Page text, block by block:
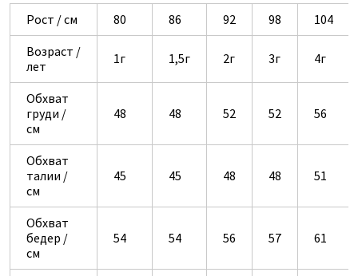
Рост / см 80 86 92 98
104
Возраст /
лет
1г 1,5г 2г 3г 4г
Обхват
груди /
см
48 48 52 52 56
Обхват
талии /
см
45 45 48 48 51
Обхват
бедер /
см
54 54 56 57 61